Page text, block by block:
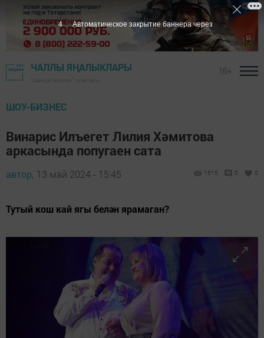
ЧАЛЛЫ ЯҢАЛЫКЛАРЫ
ШОУ-БИЗНЕС
Винарис Илъегет Лилия Хәмитова
аркасында попугаен сата
автор, 13 май 2024 - 15:45 1515 0 0
Тутый кош кай ягы белән ярамаган?
2 Автоматическое закрытие баннера через